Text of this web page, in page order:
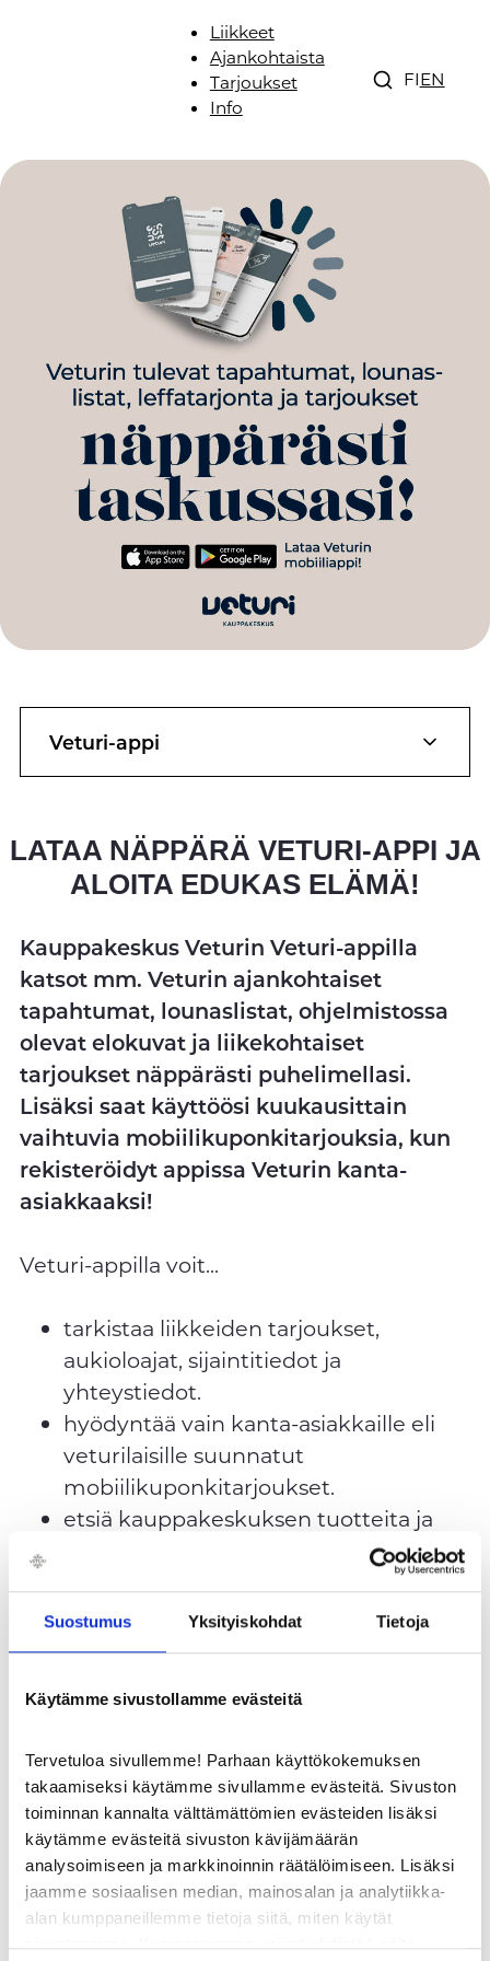
Suostumus Yksityiskohdat Tietoja
Käytämme sivustollamme evästeitä
Tervetuloa sivullemme! Parhaan käyttökokemuksen
takaamiseksi käytämme sivullamme evästeitä. Sivuston
toiminnan kannalta välttämättömien evästeiden lisäksi
käytämme evästeitä sivuston kävijämäärän
analysoimiseen ja markkinoinnin räätälöimiseen. Lisäksi
jaamme sosiaalisen median, mainosalan ja analytiikka-
alan kumppaneillemme tietoja siitä, miten käytät
sivustoamme. Kumppanimme voivat yhdistää näitä
Liikkeet
Ajankohtaista
Tarjoukset
Info
FIEN
Veturi-appi
LATAA NÄPPÄRÄ VETURI-APPI JA
ALOITA EDUKAS ELÄMÄ!
Kauppakeskus Veturin Veturi-appilla
katsot mm. Veturin ajankohtaiset
tapahtumat, lounaslistat, ohjelmistossa
olevat elokuvat ja liikekohtaiset
tarjoukset näppärästi puhelimellasi.
Lisäksi saat käyttöösi kuukausittain
vaihtuvia mobiilikuponkitarjouksia, kun
rekisteröidyt appissa Veturin kanta-
asiakkaaksi!
Veturi-appilla voit...
tarkistaa liikkeiden tarjoukset,
aukioloajat, sijaintitiedot ja
yhteystiedot.
hyödyntää vain kanta-asiakkaille eli
veturilaisille suunnatut
mobiilikuponkitarjoukset.
etsiä kauppakeskuksen tuotteita ja
palveluita haku-toiminnon avulla.
lukea kauppakeskuksen uutiset sekä
antaa palautetta myymälöille.
käyttää opastekarttaa ja paikannusta.
VIP-TASOLLE!
Joko kuulut Veturilaisten sisäpiiriin? Nyt
jos koskaan kannattaa olla Veturilainen,
sillä hemmottelemme kanta-
asiakkaitamme aivan uudenlaisella tavalla!